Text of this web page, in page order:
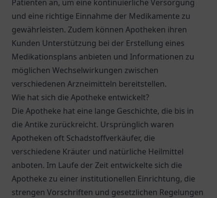
Patienten an, um eine kontinuierliche Versorgung
und eine richtige Einnahme der Medikamente zu
gewährleisten. Zudem können Apotheken ihren
Kunden Unterstützung bei der Erstellung eines
Medikationsplans anbieten und Informationen zu
möglichen Wechselwirkungen zwischen
verschiedenen Arzneimitteln bereitstellen.
Wie hat sich die Apotheke entwickelt?
Die Apotheke hat eine lange Geschichte, die bis in
die Antike zurückreicht. Ursprünglich waren
Apotheken oft Schadstoffverkäufer, die
verschiedene Kräuter und natürliche Heilmittel
anboten. Im Laufe der Zeit entwickelte sich die
Apotheke zu einer institutionellen Einrichtung, die
strengen Vorschriften und gesetzlichen Regelungen